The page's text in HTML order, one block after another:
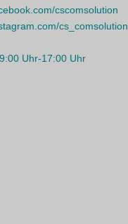
cscomsolution
cs_comsolution
Uhr-17:00 Uhr